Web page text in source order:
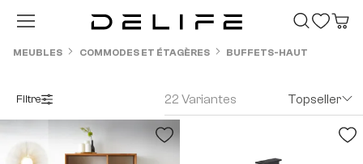
Passer au contenu principal
MEUBLES COMMODES ET ÉTAGÈRES BUFFETS-HAUT
Filtre 22 Variantes Topseller